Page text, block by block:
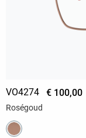
VO4274 € 100,00
Roségoud